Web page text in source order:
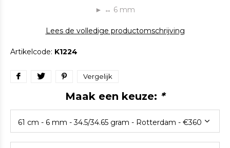
► ↔ 6 mm
Lees de volledige productomschrijving
Artikelcode: K1224
Vergelijk
Maak een keuze: *